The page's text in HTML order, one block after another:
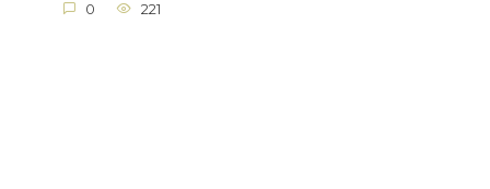
0 221